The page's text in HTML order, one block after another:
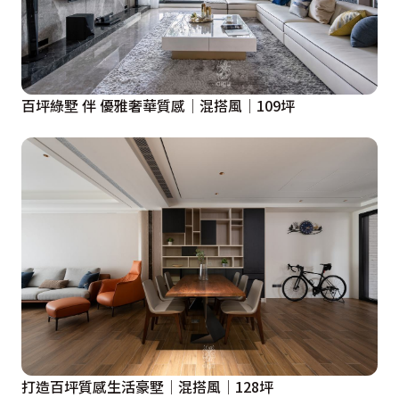
百坪綠墅 伴 優雅奢華質感│混搭風│109坪
打造百坪質感生活豪墅│混搭風│128坪